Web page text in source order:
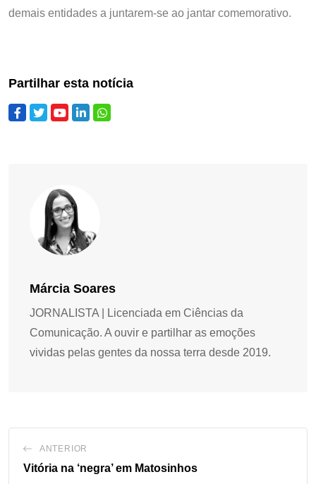
demais entidades a juntarem-se ao jantar comemorativo.
Partilhar esta notícia
Márcia Soares
JORNALISTA | Licenciada em Ciências da
Comunicação. A ouvir e partilhar as emoções
vividas pelas gentes da nossa terra desde 2019.
ANTERIOR
Vitória na ‘negra’ em Matosinhos